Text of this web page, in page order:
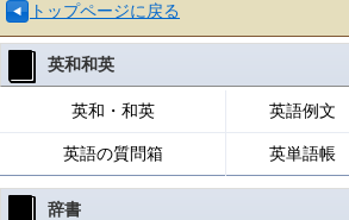
トップページに戻る
英和和英
英和・和英 英語例文
英語の質問箱 英単語帳
辞書